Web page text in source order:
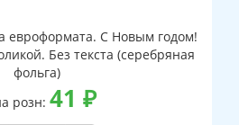
евроформата. С Новым годом!
Без текста (серебряная
фольга)
розн: 41 ₽